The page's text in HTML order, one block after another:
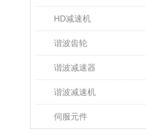
HD减速机
谐波齿轮
谐波减速器
谐波减速机
伺服元件